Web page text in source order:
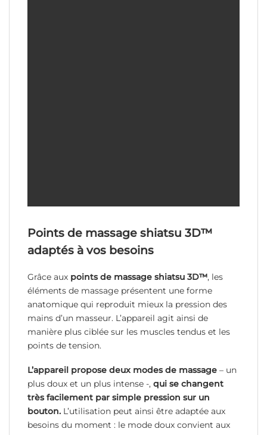
Points de massage shiatsu 3D™
adaptés à vos besoins
Grâce aux points de massage shiatsu 3D™, les
éléments de massage présentent une forme
anatomique qui reproduit mieux la pression des
mains d’un masseur. L’appareil agit ainsi de
manière plus ciblée sur les muscles tendus et les
points de tension.
L’appareil propose deux modes de massage – un
plus doux et un plus intense -, qui se changent
très facilement par simple pression sur un
bouton. L’utilisation peut ainsi être adaptée aux
besoins du moment : le mode doux convient aux